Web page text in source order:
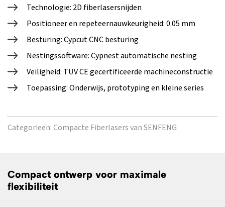
Technologie: 2D fiberlasersnijden
Positioneer en repeteernauwkeurigheid: 0.05 mm
Besturing: Cypcut CNC besturing
Nestingssoftware: Cypnest automatische nesting
Veiligheid: TÜV CE gecertificeerde machineconstructie
Toepassing: Onderwijs, prototyping en kleine series
Categorieën:Compacte Fiberlasers van SENFENG
Compact ontwerp voor maximale
flexibiliteit